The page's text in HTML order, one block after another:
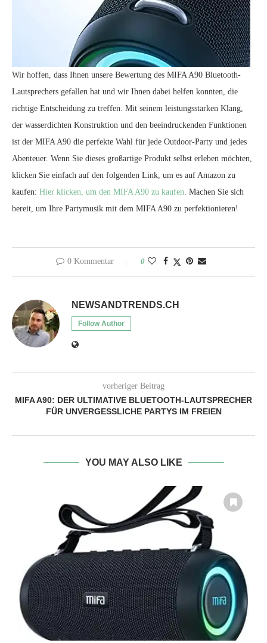
Wir hoffen, dass Ihnen unsere Bewertung des MIFA A90 Bluetooth-
Lautsprechers gefallen hat und wir Ihnen dabei helfen konnten, die
richtige Entscheidung zu treffen. Mit seinem leistungsstarken Klang,
der wasserdichten Konstruktion und den beeindruckenden Funktionen
ist der MIFA A90 die perfekte Wahl für jede Outdoor-Party und jedes
Abenteuer. Wenn Sie dieses großartige Produkt selbst erleben möchten,
klicken Sie einfach auf den folgenden Link, um es auf Amazon zu
kaufen: Hier klicken, um den MIFA A90 zu kaufen. Machen Sie sich
bereit, um Ihre Partymusik mit dem MIFA A90 zu perfektionieren!
0 Kommentar 0
NEWSANDTRENDS.CH
Follow Author
vorheriger Beitrag
MIFA A90: DER ULTIMATIVE BLUETOOTH-LAUTSPRECHER
FÜR UNVERGESSLICHE PARTYS IM FREIEN
YOU MAY ALSO LIKE